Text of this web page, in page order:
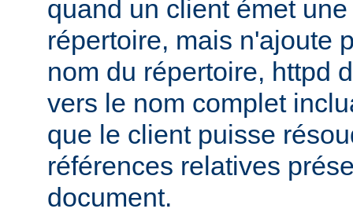
quand un client émet
répertoire, mais n'ajoute
nom du répertoire, httpd
vers le nom complet
que le client puisse
références relatives
document.